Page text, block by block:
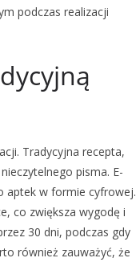
podczas realizacji
Tradycyjna recepta,
pisma. E-
aptek w formie cyfrowej.
co zwiększa wygodę i
30 dni, podczas gdy
również zauważyć, że